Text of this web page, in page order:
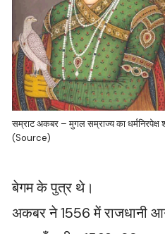
सम्राट अकबर – मुगल सम्राज्य का धर्मनिरपेक्ष
(Source)
बेगम के पुत्र थे।
अकबर ने 1556 में राजधानी